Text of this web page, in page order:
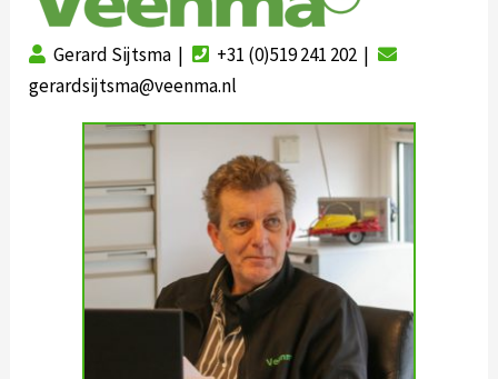
Gerard Sijtsma |
+31 (0)519 241 202 |
gerardsijtsma@veenma.nl